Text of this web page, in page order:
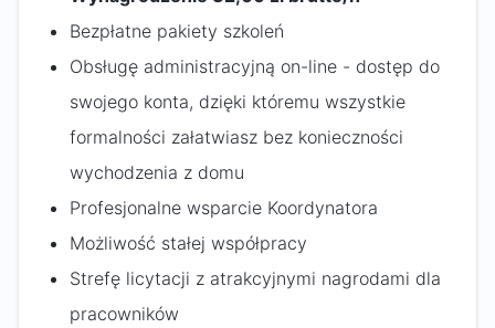
Bezpłatne pakiety szkoleń
Obsługę administracyjną on-line - dostęp do
swojego konta, dzięki któremu wszystkie
formalności załatwiasz bez konieczności
wychodzenia z domu
Profesjonalne wsparcie Koordynatora
Możliwość stałej współpracy
Strefę licytacji z atrakcyjnymi nagrodami dla
pracowników